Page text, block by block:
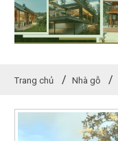
Trang chủ Nhà gỗ